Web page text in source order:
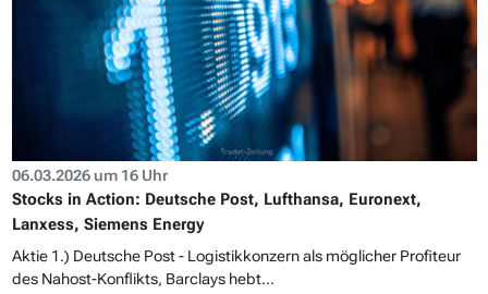
06.03.2026 um 16 Uhr
Stocks in Action: Deutsche Post, Lufthansa, Euronext,
Lanxess, Siemens Energy
Aktie 1.) Deutsche Post - Logistikkonzern als möglicher Profiteur
des Nahost-Konflikts, Barclays hebt...